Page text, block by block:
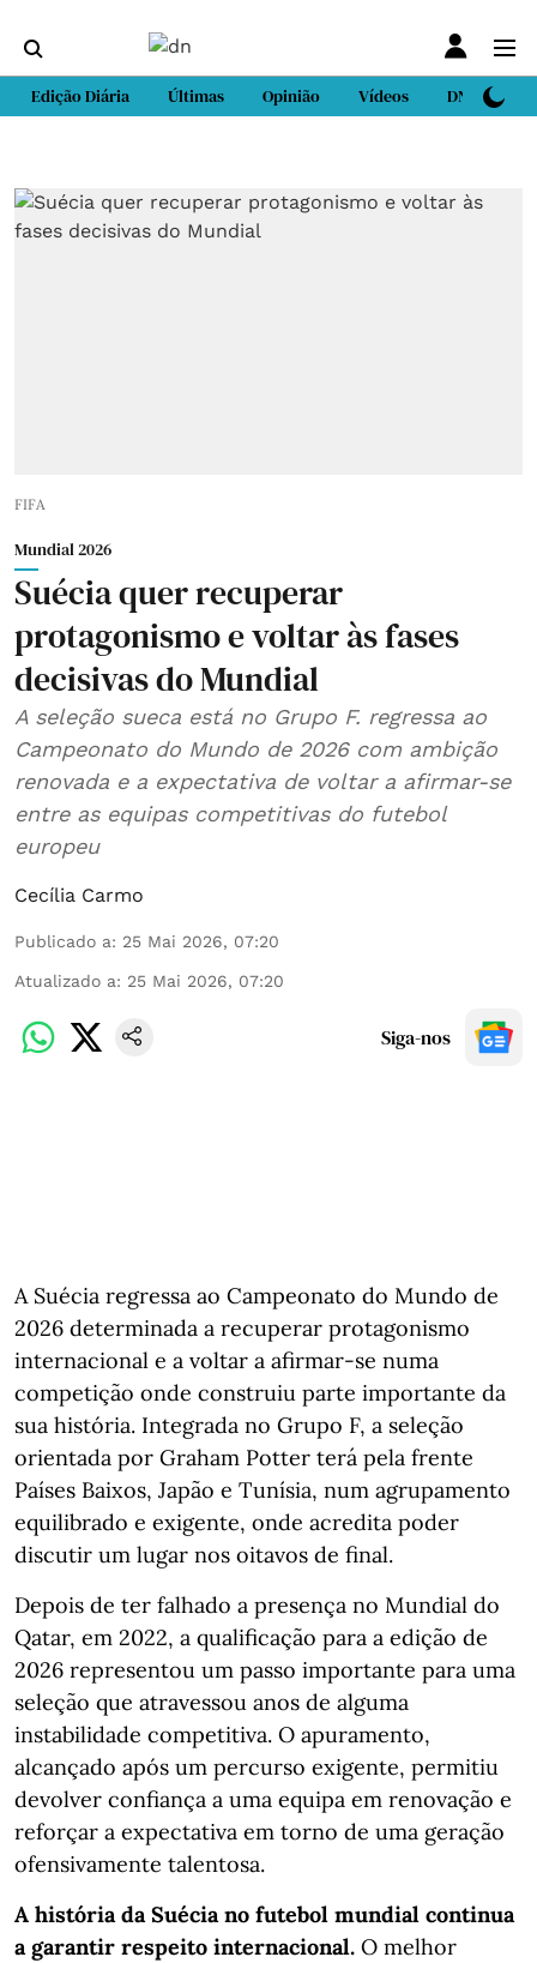
Edição Diária Últimas Opinião Vídeos DN Sport
FIFA
Mundial 2026
Suécia quer recuperar
protagonismo e voltar às fases
decisivas do Mundial
A seleção sueca está no Grupo F. regressa ao
Campeonato do Mundo de 2026 com ambição
renovada e a expectativa de voltar a afirmar-se
entre as equipas competitivas do futebol
europeu
Cecília Carmo
Publicado a: 25 Mai 2026, 07:20
Atualizado a: 25 Mai 2026, 07:20
Siga-nos
A Suécia regressa ao Campeonato do Mundo de
2026 determinada a recuperar protagonismo
internacional e a voltar a afirmar-se numa
competição onde construiu parte importante da
sua história. Integrada no Grupo F, a seleção
orientada por Graham Potter terá pela frente
Países Baixos, Japão e Tunísia, num agrupamento
equilibrado e exigente, onde acredita poder
discutir um lugar nos oitavos de final.
Depois de ter falhado a presença no Mundial do
Qatar, em 2022, a qualificação para a edição de
2026 representou um passo importante para uma
seleção que atravessou anos de alguma
instabilidade competitiva. O apuramento,
alcançado após um percurso exigente, permitiu
devolver confiança a uma equipa em renovação e
reforçar a expectativa em torno de uma geração
ofensivamente talentosa.
A história da Suécia no futebol mundial continua
a garantir respeito internacional. O melhor